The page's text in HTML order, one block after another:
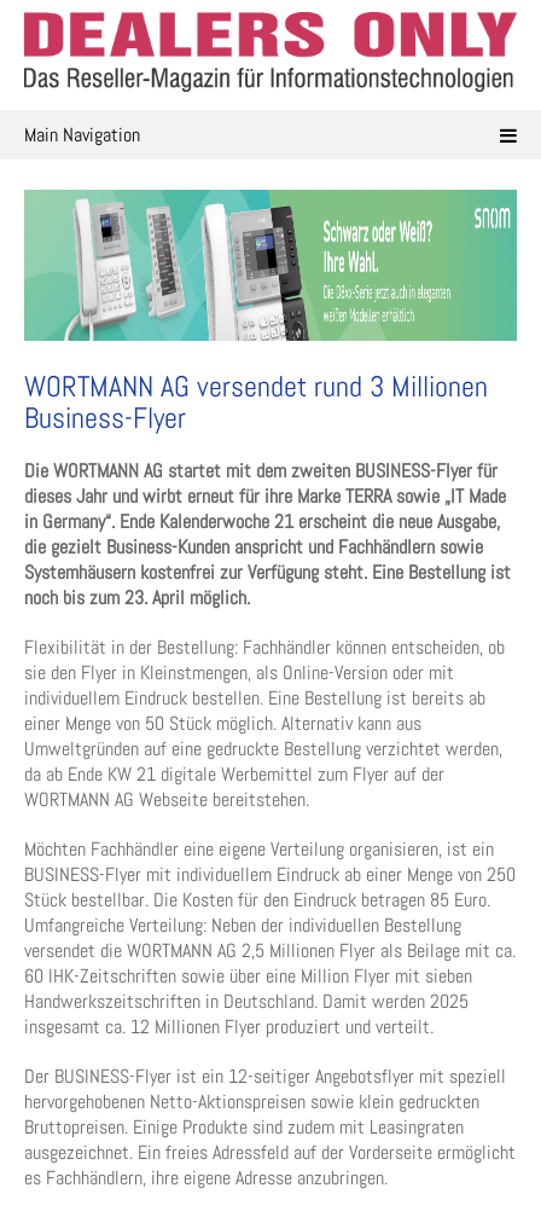
Skip
content
Main Navigation
WORTMANN AG versendet rund 3 Millionen
Business-Flyer
Die WORTMANN AG startet mit dem zweiten BUSINESS-Flyer für
dieses Jahr und wirbt erneut für ihre Marke TERRA sowie „IT Made
in Germany“. Ende Kalenderwoche 21 erscheint die neue Ausgabe,
die gezielt Business-Kunden anspricht und Fachhändlern sowie
Systemhäusern kostenfrei zur Verfügung steht. Eine Bestellung ist
noch bis zum 23. April möglich.
Flexibilität in der Bestellung: Fachhändler können entscheiden, ob
sie den Flyer in Kleinstmengen, als Online-Version oder mit
individuellem Eindruck bestellen. Eine Bestellung ist bereits ab
einer Menge von 50 Stück möglich. Alternativ kann aus
Umweltgründen auf eine gedruckte Bestellung verzichtet werden,
da ab Ende KW 21 digitale Werbemittel zum Flyer auf der
WORTMANN AG Webseite bereitstehen.
Möchten Fachhändler eine eigene Verteilung organisieren, ist ein
BUSINESS-Flyer mit individuellem Eindruck ab einer Menge von 250
Stück bestellbar. Die Kosten für den Eindruck betragen 85 Euro.
Umfangreiche Verteilung: Neben der individuellen Bestellung
versendet die WORTMANN AG 2,5 Millionen Flyer als Beilage mit ca.
60 IHK-Zeitschriften sowie über eine Million Flyer mit sieben
Handwerkszeitschriften in Deutschland. Damit werden 2025
insgesamt ca. 12 Millionen Flyer produziert und verteilt.
Der BUSINESS-Flyer ist ein 12-seitiger Angebotsflyer mit speziell
hervorgehobenen Netto-Aktionspreisen sowie klein gedruckten
Bruttopreisen. Einige Produkte sind zudem mit Leasingraten
ausgezeichnet. Ein freies Adressfeld auf der Vorderseite ermöglicht
es Fachhändlern, ihre eigene Adresse anzubringen.